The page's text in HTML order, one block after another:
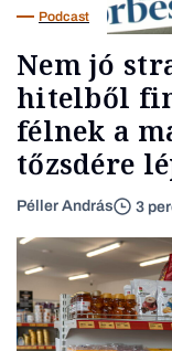
Podcast
Nem jó
hitelből
félnek a
tőzsdére
Péller András 3